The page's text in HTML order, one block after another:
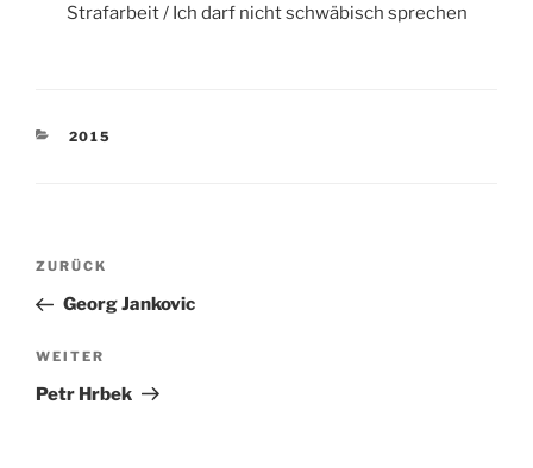
Strafarbeit / Ich darf nicht schwäbisch sprechen
KATEGORIEN
2015
Beitragsnavigation
Vorheriger
Beitrag
ZURÜCK
Georg Jankovic
Nächster
Beitrag
WEITER
Petr Hrbek